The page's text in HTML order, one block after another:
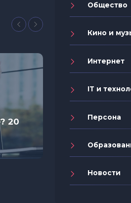
20
От фильмов
Общество
Кино и
Интернет
IT и
Персона
Новости